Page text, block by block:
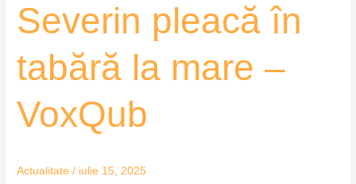
Severin pleacă în
tabără la mare –
VoxQub
Actualitate / iulie 15, 2025